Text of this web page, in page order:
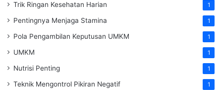
Trik Ringan Kesehatan Harian 1
Pentingnya Menjaga Stamina 1
Pola Pengambilan Keputusan UMKM 1
UMKM 1
Nutrisi Penting 1
Teknik Mengontrol Pikiran Negatif 1